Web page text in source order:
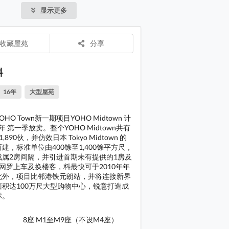
MIDTOWN 会所
MIDTOWN 大堂
MIDTOWN 商场
商场
商场
MIDTOWN 交通
MIDTOWN 交通
显示更多
藏屋苑 分享
16年 大型屋苑
Town新一期项目YOHO Midtown 计
第一季放卖。整个YOHO Midtown共有
伙，并仿效日本 Tokyo Midtown 的
，标准单位由400馀至1,400馀平方尺，
2房间隔，并引进首期未有提供的1房及
罗上车及换楼客，料最快可于2010年年
，项目比邻港铁元朗站，并将连接新界
达100万尺大型购物中心，锐意打造成
8座 M1至M9座（不设M4座）